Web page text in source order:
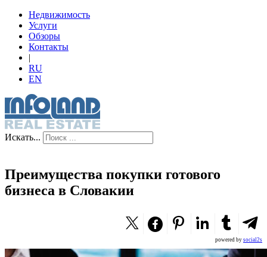
Недвижимость
Услуги
Обзоры
Контакты
|
RU
EN
Искать...
Преимущества покупки готового
бизнеса в Словакии
powered by social2s